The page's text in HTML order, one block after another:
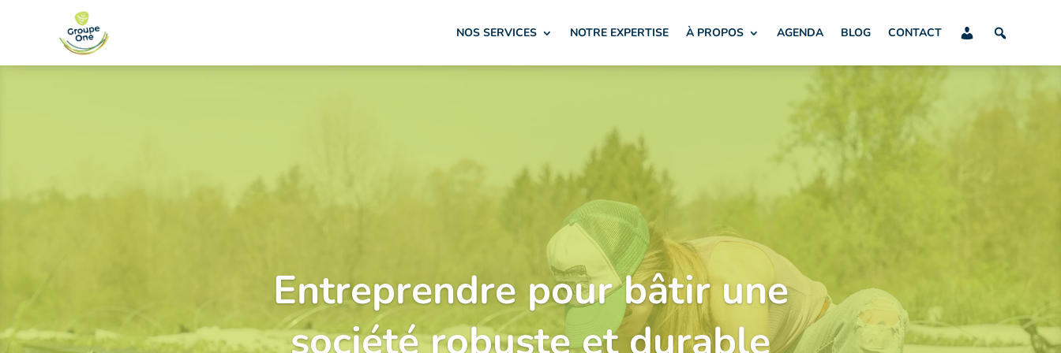
NOS SERVICES NOTRE EXPERTISE À PROPOS AGENDA BLOG CONTACT
Entreprendre pour bâtir une
société robuste et durable